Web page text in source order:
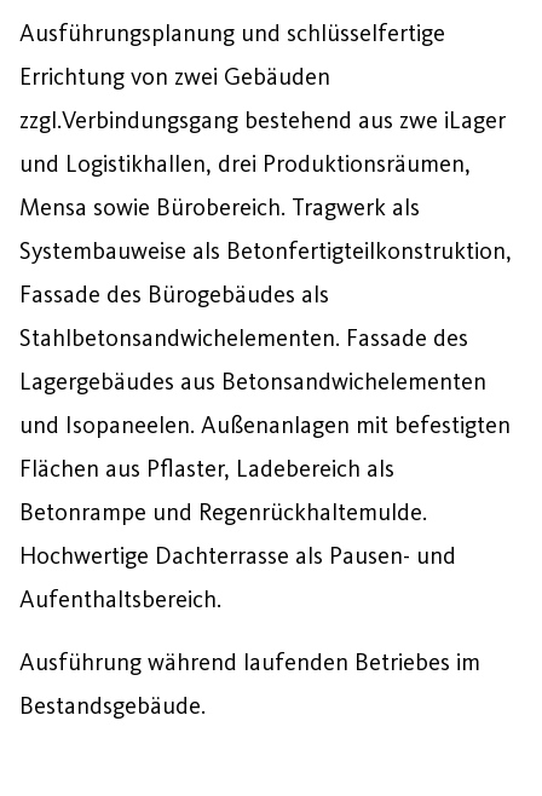
Ausführungsplanung und schlüsselfertige
Errichtung von zwei Gebäuden
zzgl.Verbindungsgang bestehend aus zwe iLager
und Logistikhallen, drei Produktionsräumen,
Mensa sowie Bürobereich. Tragwerk als
Systembauweise als Betonfertigteilkonstruktion,
Fassade des Bürogebäudes als
Stahlbetonsandwichelementen. Fassade des
Lagergebäudes aus Betonsandwichelementen
und Isopaneelen. Außenanlagen mit befestigten
Flächen aus Pflaster, Ladebereich als
Betonrampe und Regenrückhaltemulde.
Hochwertige Dachterrasse als Pausen- und
Aufenthaltsbereich.
Ausführung während laufenden Betriebes im
Bestandsgebäude.